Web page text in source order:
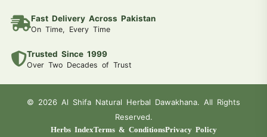
Fast Delivery Across Pakistan
On Time, Every Time
Trusted Since 1999
Over Two Decades of Trust
© 2026 Al Shifa Natural Herbal Dawakhana. All Rights
Reserved.
Herbs IndexTerms & ConditionsPrivacy Policy